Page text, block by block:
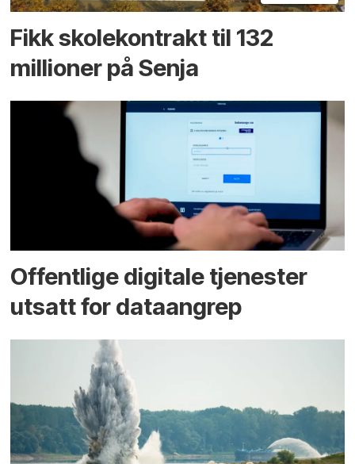
Fikk skole­kontrakt til 132
millioner på Senja
Offentlige digitale tjenester
utsatt for dataangrep